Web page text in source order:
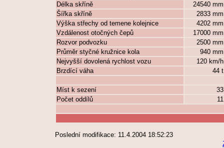
Délka skříně
24540
Šířka skříně
2833
Výška střechy od temene kolejnice
4202
Vzdálenost otočných čepů
17000
Rozvor podvozku
2500
Průměr styčné kružnice kola
940
Nejvyšší dovolená rychlost vozu
120 km/
Brzdící váha
44
Míst k sezení
Počet oddílů
Poslední modifikace: 11.4.2004 18:52:23